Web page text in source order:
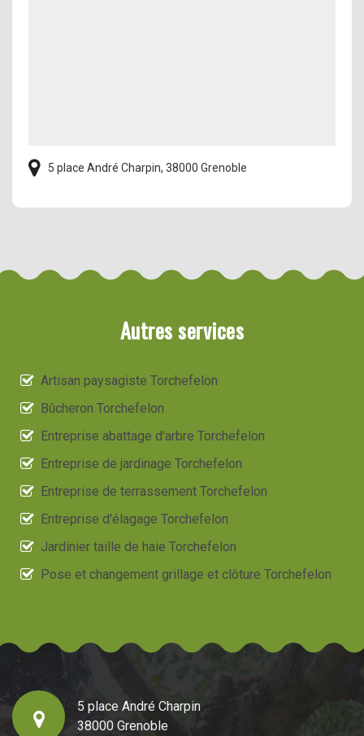
5 place André Charpin, 38000 Grenoble
Autres services
Artisan paysagiste Torchefelon
Bûcheron Torchefelon
Entreprise abattage d'arbre Torchefelon
Entreprise de jardinage Torchefelon
Entreprise de terrassement Torchefelon
Entreprise d'élagage Torchefelon
Jardinier taille de haie Torchefelon
Pose et changement grillage et clôture Torchefelon
5 place André Charpin
38000 Grenoble